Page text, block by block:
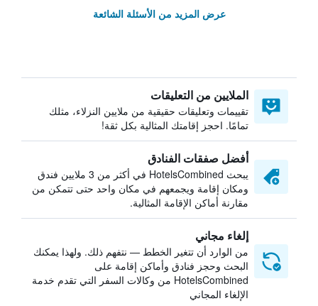
عرض المزيد من الأسئلة الشائعة
الملايين من التعليقات
تقييمات وتعليقات حقيقية من ملايين النزلاء، مثلك
تمامًا. احجز إقامتك المثالية بكل ثقة!
أفضل صفقات الفنادق
يبحث HotelsCombined في أكثر من 3 ملايين فندق
ومكان إقامة ويجمعهم في مكان واحد حتى تتمكن من
مقارنة أماكن الإقامة المثالية.
إلغاء مجاني
من الوارد أن تتغير الخطط — نتفهم ذلك. ولهذا يمكنك
البحث وحجز فنادق وأماكن إقامة على
HotelsCombined من وكالات السفر التي تقدم خدمة
الإلغاء المجاني